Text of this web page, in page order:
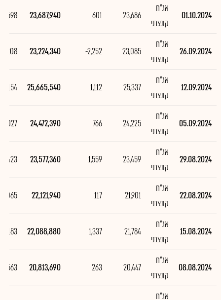
01.10.2024
אג"ח
קונצרני
23,686
601
23,687,940
26.09.2024
אג"ח
קונצרני
23,085
-2,252
23,224,340
12.09.2024
אג"ח
קונצרני
25,337
1,112
25,665,540
05.09.2024
אג"ח
קונצרני
24,225
766
24,472,390
29.08.2024
אג"ח
קונצרני
23,459
1,559
23,577,360
22.08.2024
אג"ח
קונצרני
21,901
117
22,121,940
15.08.2024
אג"ח
קונצרני
21,784
1,337
22,088,880
08.08.2024
אג"ח
קונצרני
20,447
263
20,813,690
אג"ח